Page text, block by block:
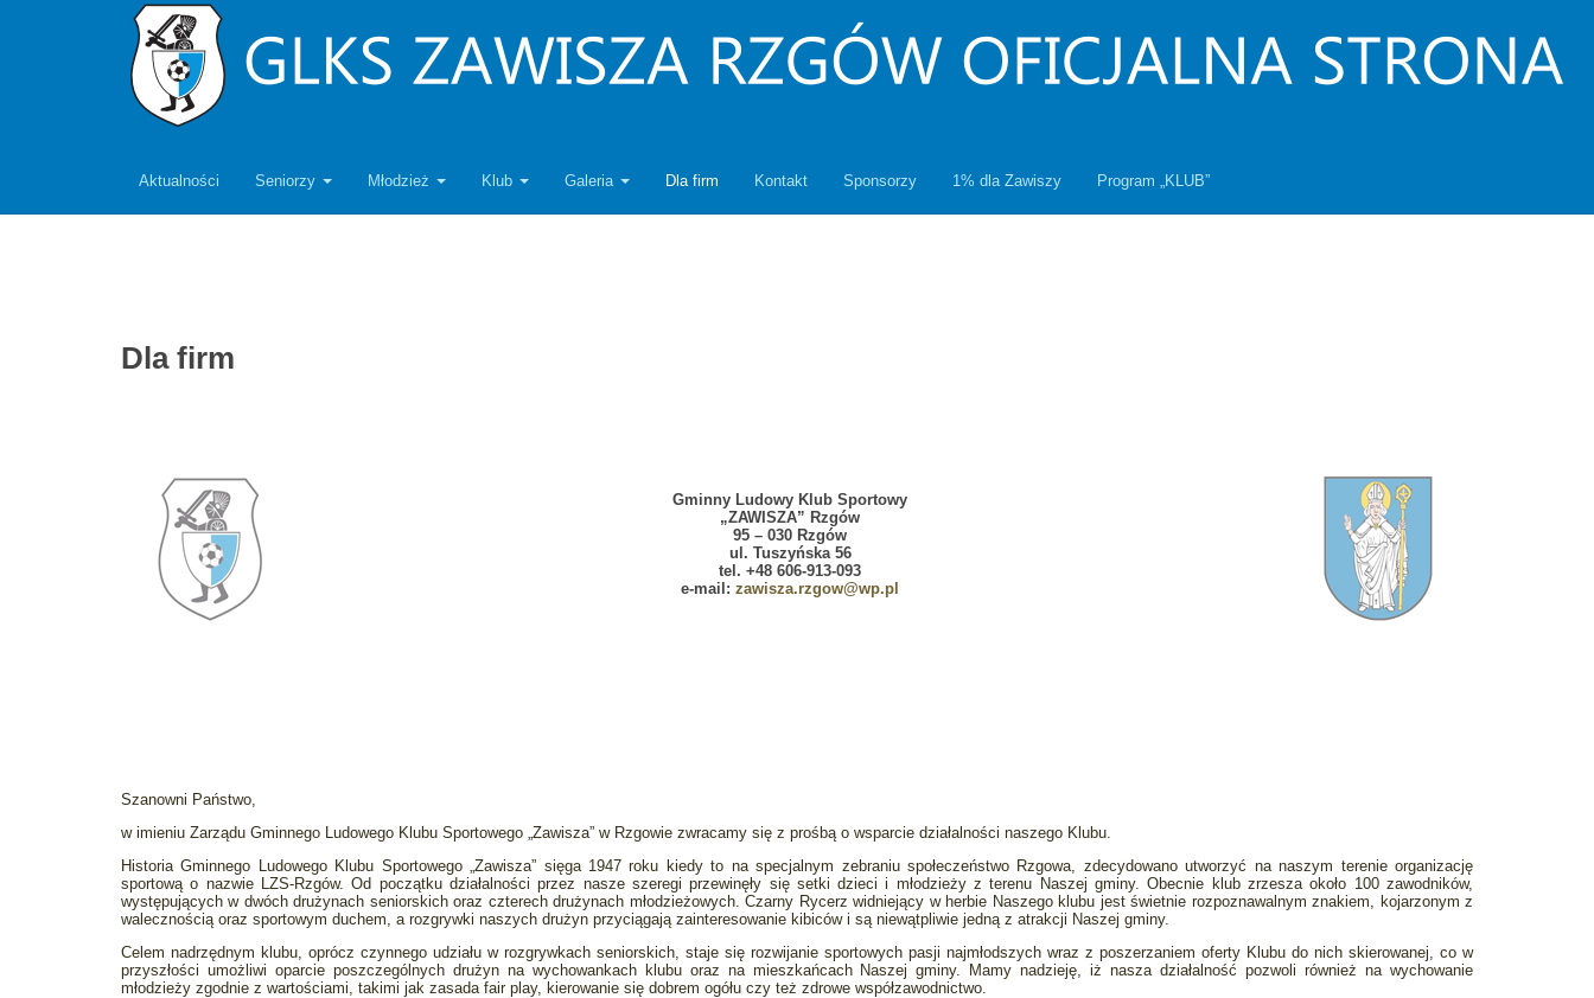
Aktualności Seniorzy Młodzież Klub Galeria Dla firm Kontakt Sponsorzy 1% dla Zawiszy Program „KLUB”
Dla firm
Gminny Ludowy Klub Sportowy
„ZAWISZA” Rzgów
95 – 030 Rzgów
ul. Tuszyńska 56
tel. +48 606-913-093
e-mail: zawisza.rzgow@wp.pl
Szanowni Państwo,
w imieniu Zarządu Gminnego Ludowego Klubu Sportowego „Zawisza” w Rzgowie zwracamy się z prośbą o wsparcie działalności naszego Klubu.
Historia Gminnego Ludowego Klubu Sportowego „Zawisza” sięga 1947 roku kiedy to na specjalnym zebraniu społeczeństwo Rzgowa, zdecydowano utworzyć na naszym terenie organizację
sportową o nazwie LZS-Rzgów. Od początku działalności przez nasze szeregi przewinęły się setki dzieci i młodzieży z terenu Naszej gminy. Obecnie klub zrzesza około 100 zawodników,
występujących w dwóch drużynach seniorskich oraz czterech drużynach młodzieżowych. Czarny Rycerz widniejący w herbie Naszego klubu jest świetnie rozpoznawalnym znakiem, kojarzonym z
walecznością oraz sportowym duchem, a rozgrywki naszych drużyn przyciągają zainteresowanie kibiców i są niewątpliwie jedną z atrakcji Naszej gminy.
Celem nadrzędnym klubu, oprócz czynnego udziału w rozgrywkach seniorskich, staje się rozwijanie sportowych pasji najmłodszych wraz z poszerzaniem oferty Klubu do nich skierowanej, co w
przyszłości umożliwi oparcie poszczególnych drużyn na wychowankach klubu oraz na mieszkańcach Naszej gminy. Mamy nadzieję, iż nasza działalność pozwoli również na wychowanie
młodzieży zgodnie z wartościami, takimi jak zasada fair play, kierowanie się dobrem ogółu czy też zdrowe współzawodnictwo.